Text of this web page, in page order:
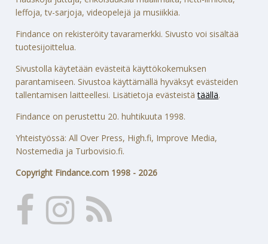
leffoja, tv-sarjoja, videopelejä ja musiikkia.
Findance on rekisteröity tavaramerkki. Sivusto voi sisältää
tuotesijoittelua.
Sivustolla käytetään evästeitä käyttökokemuksen
parantamiseen. Sivustoa käyttämällä hyväksyt evästeiden
tallentamisen laitteellesi. Lisätietoja evästeistätäällä.
Findance on perustettu 20. huhtikuuta 1998.
Yhteistyössä: All Over Press, High.fi, Improve Media,
Nostemedia ja Turbovisio.fi.
Copyright Findance.com 1998 - 2026